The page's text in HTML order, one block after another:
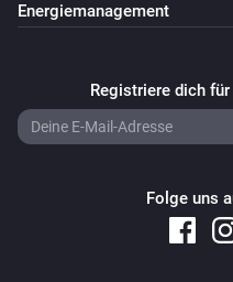
Energiemanagement
Registriere dich
Folge uns